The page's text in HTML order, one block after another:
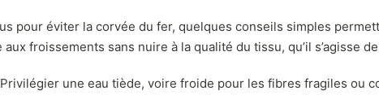
pour éviter la corvée du fer, quelques conseils simples
froissements sans nuire à la qualité du tissu, qu’il s’agisse de
une eau tiède, voire froide pour les fibres fragiles ou